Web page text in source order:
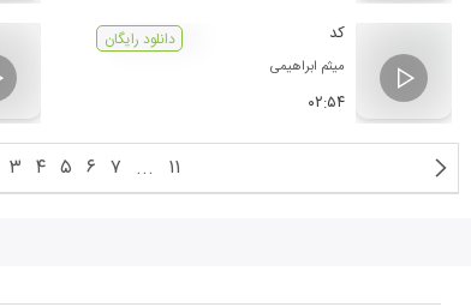
کد
میثم ابراهیمی
۰۲:۵۴
دانلود رایگان
۳ ۴ ۵ ۶ ۷ ... ۱۱